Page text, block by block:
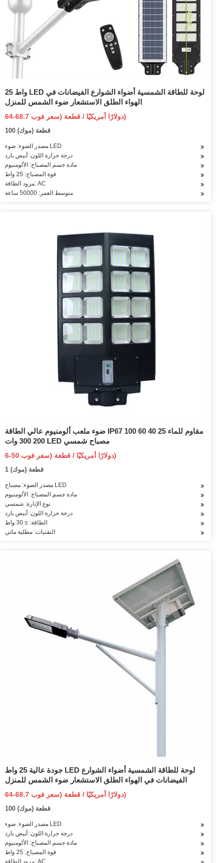
25 واط LED لوحة للطاقة الشمسية أضواء الشوارع الفيضانات في
الهواء الطلق الاستشعار ضوء الشمس للمنزل
64-68.7 دولارًا أمريكيًا / قطعة (سعر فوب)
100 قطعة (موك)
مصدر الضوء: ضوء LED
درجة حرارة اللون: أبيض بارد
مادة جسم المصباح: الألومنيوم
قوة المصباح: 25 واط
مزود الطاقة: AC
متوسط العمر: 50000 ساعة
ضوء ملعب ألومنيوم عالي الطاقة IP67 مقاوم للماء 25 40 60 100
200 300 وات LED مصباح شمسي
6-50 دولارًا أمريكيًا / قطعة (سعر فوب)
1 قطعة (موك)
مصدر الضوء: مصباح LED
مادة جسم المصباح: الألومنيوم
نوع الإنارة: شمسي
درجة حرارة اللون: أبيض بارد
الطاقة: ≥ 30 واط
التقنيات: مطلية ماتي
جودة عالية 25 واط LED لوحة للطاقة الشمسية أضواء الشوارع
الفيضانات في الهواء الطلق الاستشعار ضوء الشمس للمنزل
64-68.7 دولارًا أمريكيًا / قطعة (سعر فوب)
100 قطعة (موك)
مصدر الضوء: ضوء LED
درجة حرارة اللون: أبيض بارد
مادة جسم المصباح: الألومنيوم
قوة المصباح: 25 واط
مزود الطاقة: AC